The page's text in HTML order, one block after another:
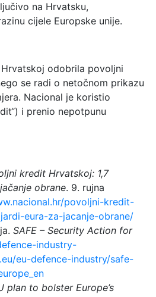
na Hrvatsku,
cijele Europske unije.
odobrila povoljni
se radi o netočnom prikazu
Nacional je koristio
i prenio nepotpunu
kredit Hrvatskoj: 1,7
obrane. 9. rujna
povoljni-kredit-
eura-za-jacanje-obrane/
SAFE – Security Action for
industry-
eu-defence-industry/safe-
plan to bolster Europe’s